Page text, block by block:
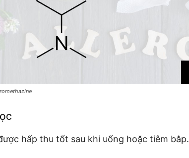
hấp thu tốt sau khi uống hoặc tiêm bắp.